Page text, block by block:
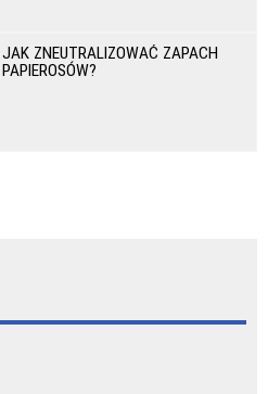
JAK ZNEUTRALIZOWAĆ ZAPACH
PAPIEROSÓW?